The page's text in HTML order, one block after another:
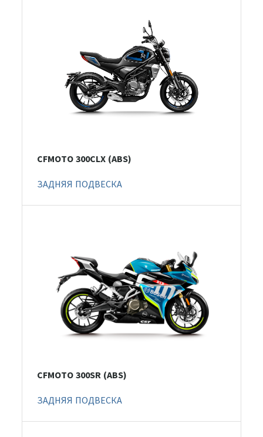
CFMOTO 300CLX (ABS)
ЗАДНЯЯ ПОДВЕСКА
CFMOTO 300SR (ABS)
ЗАДНЯЯ ПОДВЕСКА